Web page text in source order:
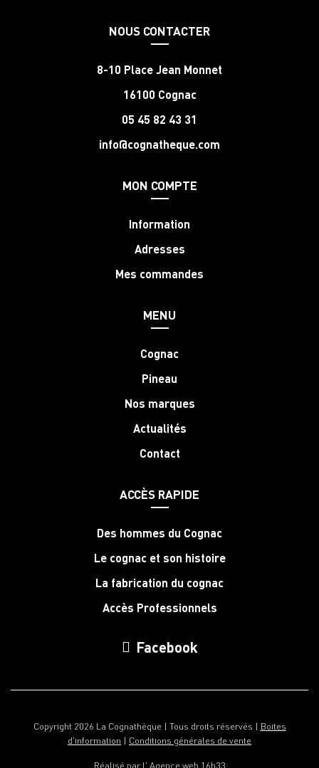
NOUS CONTACTER
8-10 Place Jean Monnet
16100 Cognac
05 45 82 43 31
info@cognatheque.com
MON COMPTE
Information
Adresses
Mes commandes
MENU
Cognac
Pineau
Nos marques
Actualités
Contact
ACCÈS RAPIDE
Des hommes du Cognac
Le cognac et son histoire
La fabrication du cognac
Accès Professionnels
Facebook
Copyright 2026 La Cognathèque | Tous droits réservés | Boites
d'information | Conditions générales de vente
Réalisé par l' Agence web 16h33